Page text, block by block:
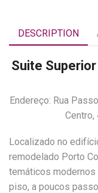
DESCRIPTION
Suite
Endereço: Rua
Centro,
Localizado no
remodelado Porto
temáticos modernos
piso, a poucos